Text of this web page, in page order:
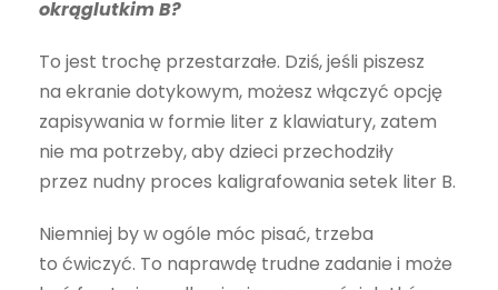
okrąglutkim B?
To jest trochę przestarzałe. Dziś, jeśli piszesz
na ekranie dotykowym, możesz włączyć opcję
zapisywania w formie liter z klawiatury, zatem
nie ma potrzeby, aby dzieci przechodziły
przez nudny proces kaligrafowania setek liter B.
Niemniej by w ogóle móc pisać, trzeba
to ćwiczyć. To naprawdę trudne zadanie i może